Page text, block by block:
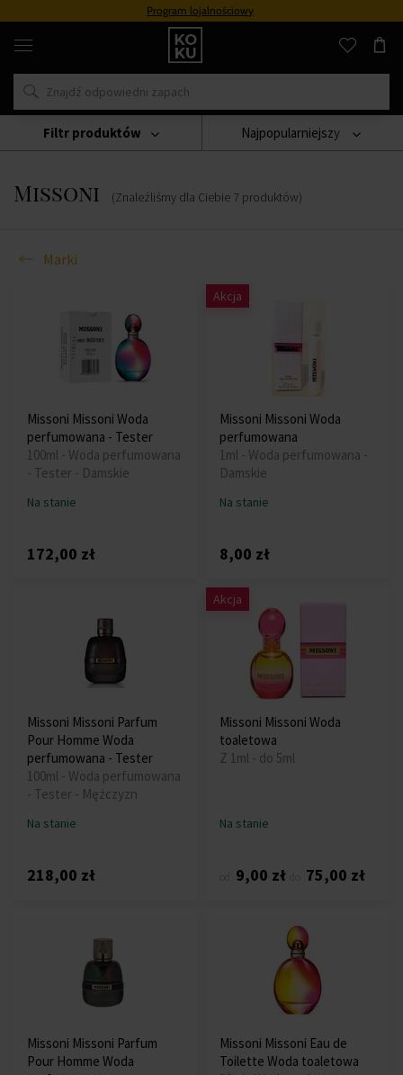
Program lojalnościowy
Oryginalne
perfumy
zegarki
w
miejscu
Marki
Missoni
Missoni (Znaleźliśmy dla Ciebie 7 produktów)
Najpopularniejszy
Marki
Filtr produktów
Missoni Missoni Woda
perfumowana - Tester
100ml - Woda perfumowana
- Tester - Damskie
Na stanie
172,00 zł
Akcja
Missoni Missoni Woda
perfumowana
1ml - Woda perfumowana -
Damskie
Na stanie
8,00 zł
Missoni Missoni Parfum
Pour Homme Woda
perfumowana - Tester
100ml - Woda perfumowana
- Tester - Mężczyzn
Na stanie
218,00 zł
Akcja
Missoni Missoni Woda
toaletowa
Z 1ml - do 5ml
Na stanie
9,00 zł 75,00 zł
Missoni Missoni Parfum
Pour Homme Woda
Missoni Missoni Eau de
Toilette Woda toaletowa